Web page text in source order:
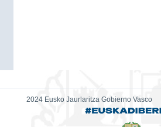
2024 Eusko Jaurlaritza Gobierno Vasco